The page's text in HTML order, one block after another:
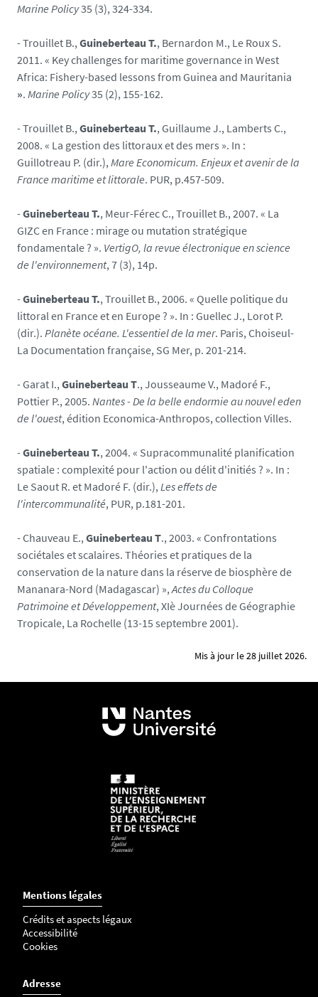
Marine Policy35 (3), 324-334.
-Trouillet B., Guineberteau T., Bernardon M., Le Roux S.
2011. « Key challenges for maritime governance in West
Africa: Fishery-based lessons from Guinea and Mauritania
». Marine Policy35 (2), 155-162.
-Trouillet B., Guineberteau T., Guillaume J., Lamberts C.,
2008. « La gestion des littoraux et des mers ». In :
Guillotreau P. (dir.), Mare Economicum. Enjeux et avenir de la
France maritime et littorale. PUR, p.457-509.
-Guineberteau T., Meur-Férec C., Trouillet B., 2007. « La
GIZC en France : mirage ou mutation stratégique
fondamentale ? ». VertigO, la revue électronique en science
de l'environnement, 7 (3), 14p.
-Guineberteau T., Trouillet B., 2006. « Quelle politique du
littoral en France et en Europe ? ». In : Guellec J., Lorot P.
(dir.). Planète océane. L'essentiel de la mer. Paris, Choiseul-
La Documentation française, SG Mer, p. 201-214.
-Garat I., Guineberteau T., Jousseaume V., Madoré F.,
Pottier P., 2005. Nantes - De la belle endormie au nouvel eden
de l'ouest, édition Economica-Anthropos, collection Villes.
-Guineberteau T., 2004. « Supracommunalité planification
spatiale : complexité pour l'action ou délit d'initiés ? ». In :
Le Saout R. et Madoré F. (dir.), Les effets de
l'intercommunalité, PUR, p.181-201.
- Chauveau E., Guineberteau T., 2003. « Confrontations
sociétales et scalaires. Théories et pratiques de la
conservation de la nature dans la réserve de biosphère de
Mananara-Nord (Madagascar) », Actes du Colloque
Patrimoine et Développement, XIè Journées de Géographie
Tropicale, La Rochelle (13-15 septembre 2001).
Mis à jour le 28 juillet 2026.
Mentions légales
Crédits et aspects légaux
Accessibilité
Cookies
Adresse